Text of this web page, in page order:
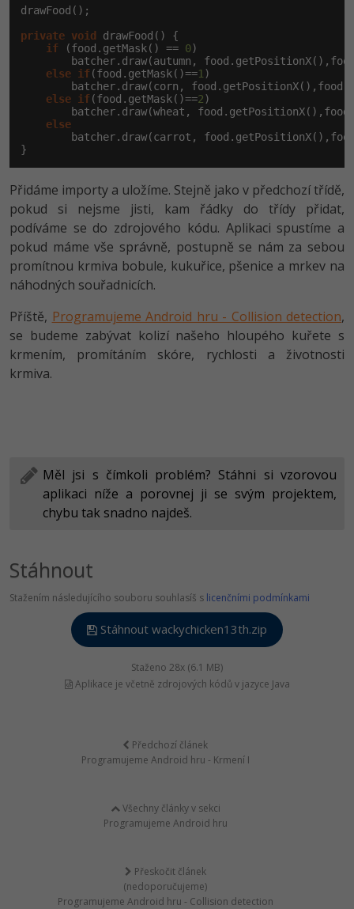
drawFood();
private void
drawFood() {
if (food.getMask() == 0)
batcher.draw(autumn,
else if (food.getMask()==1 )
batcher.draw(corn,
else if (food.getMask()==2)
batcher.draw(wheat,
else
batcher.draw(carrot,
}
Přidáme importy a uložíme. Stejně jako v předchozí třídě,
pokud si nejsme jisti, kam řádky do třídy přidat,
podíváme se do zdrojového kódu. Aplikaci spustíme a
pokud máme vše správně, postupně se nám za sebou
promítnou krmiva bobule, kukuřice, pšenice a mrkev na
náhodných souřadnicích.
Příště, Programujeme Android hru - Collision detection,
se budeme zabývat kolizí našeho hloupého kuřete s
krmením, promítáním skóre, rychlosti a životnosti
krmiva.
Měl jsi s čímkoli problém? Stáhni si vzorovou
aplikaci níže a porovnej ji se svým projektem,
chybu tak snadno najdeš.
Stáhnout
Stažením následujícího souboru souhlasíš s licenčními podmínkami
Stáhnout wackychicken13th.zip
Staženo 28x (6.1 MB)
Aplikace je včetně zdrojových kódů v jazyce Java
Předchozí článek
Programujeme Android hru - Krmení I
Všechny články v sekci
Programujeme Android hru
Přeskočit článek
(nedoporučujeme)
Programujeme Android hru - Collision detection